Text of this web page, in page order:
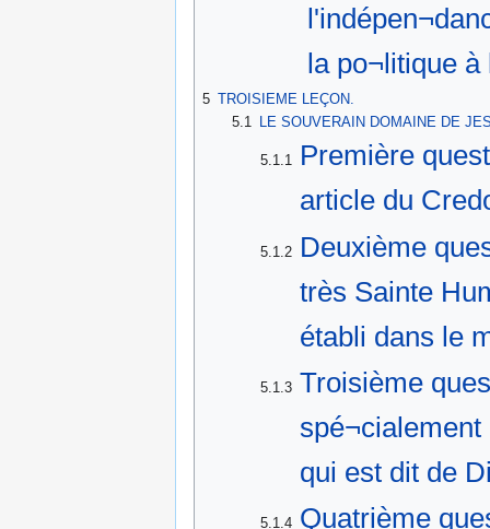
la po¬litique
5 TROISIEME LEÇON.
5.1
LE SOUVERAIN DOMAINE DE
5.1.1 Première
article du
5.1.2 Deuxième
très Sainte
établi dans le
5.1.3 Troisième
qui est dit de
5.1.4 Quatrième